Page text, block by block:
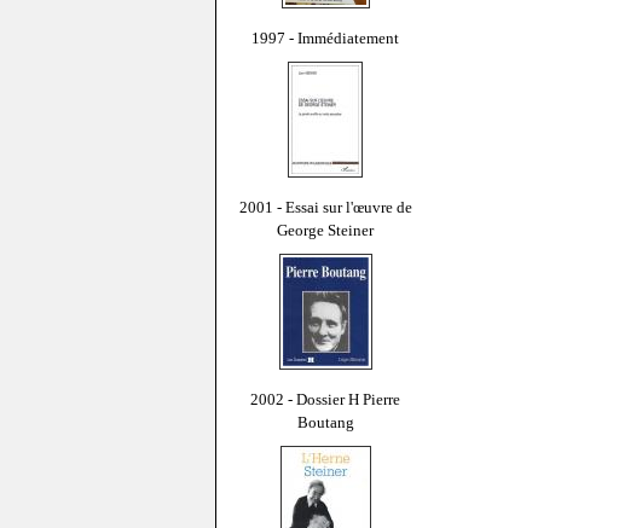
1997 - Immédiatement
2001 - Essai sur l'œuvre de
George Steiner
2002 - Dossier H Pierre
Boutang